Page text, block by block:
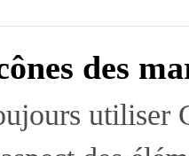
des
utiliser